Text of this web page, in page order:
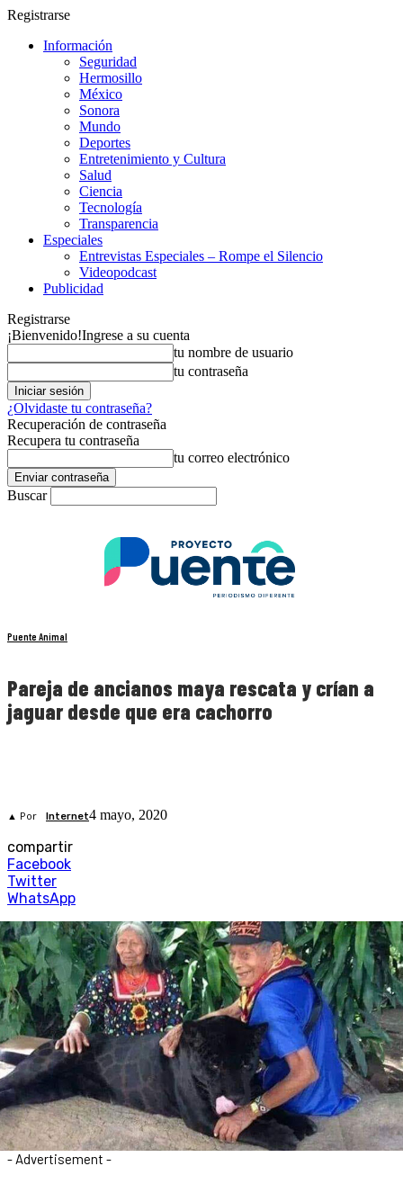
Registrarse
Información
Seguridad
Hermosillo
México
Sonora
Mundo
Deportes
Entretenimiento y Cultura
Salud
Ciencia
Tecnología
Transparencia
Especiales
Entrevistas Especiales – Rompe el Silencio
Videopodcast
Publicidad
Registrarse
¡Bienvenido!Ingrese a su cuenta
tu nombre de usuario
tu contraseña
¿Olvidaste tu contraseña?
Recuperación de contraseña
Recupera tu contraseña
tu correo electrónico
Buscar
Puente Animal
Pareja de ancianos maya rescata y crían a
jaguar desde que era cachorro
▲ Por Internet4 mayo, 2020
compartir
Facebook
Twitter
WhatsApp
- Advertisement -